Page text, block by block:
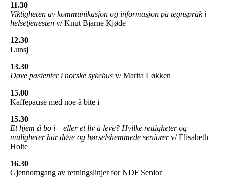
11.30
Viktigheten av kommunikasjon og informasjon på tegnspråk i
helsetjenesten v/ Knut Bjarne Kjøde
12.30
Lunsj
13.30
Døve pasienter i norske sykehus v/ Marita Løkken
15.00
Kaffepause med noe å bite i
15.30
Et hjem å bo i – eller et liv å leve? Hvilke rettigheter og
muligheter har døve og hørselshemmede seniorerv/ Elisabeth
Holte
16.30
Gjennomgang av retningslinjer for NDF Senior